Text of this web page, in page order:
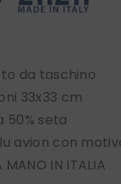
da taschino
33x33 cm
50% seta
avion con
MANO IN ITALIA